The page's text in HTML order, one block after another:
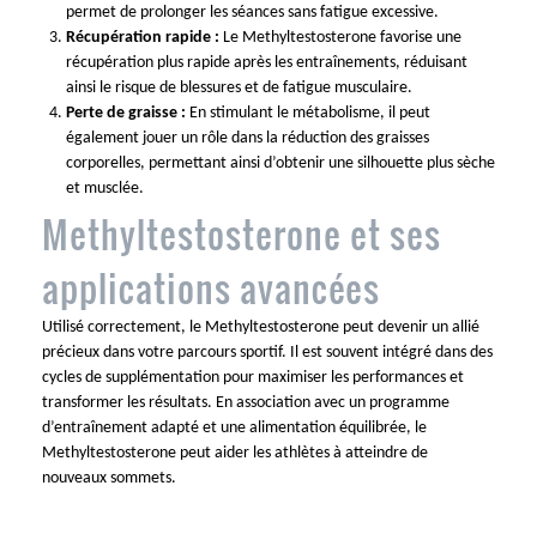
permet de prolonger les séances sans fatigue excessive.
Récupération rapide : Le Methyltestosterone favorise une
récupération plus rapide après les entraînements, réduisant
ainsi le risque de blessures et de fatigue musculaire.
Perte de graisse : En stimulant le métabolisme, il peut
également jouer un rôle dans la réduction des graisses
corporelles, permettant ainsi d’obtenir une silhouette plus sèche
et musclée.
Methyltestosterone et ses
applications avancées
Utilisé correctement, le Methyltestosterone peut devenir un allié
précieux dans votre parcours sportif. Il est souvent intégré dans des
cycles de supplémentation pour maximiser les performances et
transformer les résultats. En association avec un programme
d’entraînement adapté et une alimentation équilibrée, le
Methyltestosterone peut aider les athlètes à atteindre de
nouveaux sommets.